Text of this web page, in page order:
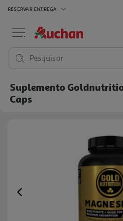
RESERVAR ENTREGA
Pesquisar
Suplemento
Caps
Previous